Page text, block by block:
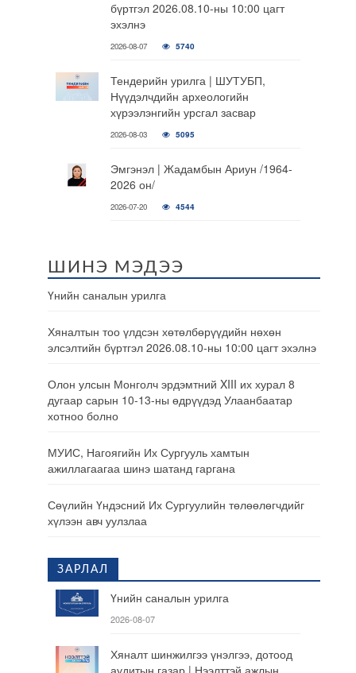
бүртгэл 2026.08.10-ны 10:00 цагт
эхэлнэ
2026-08-07 5740
Тендерийн урилга | ШУТУБП,
Нүүдэлчдийн археологийн
хүрээлэнгийн урсгал засвар
2026-08-03 5095
Эмгэнэл | Жадамбын Ариун /1964-
2026 он/
2026-07-20 4544
ШИНЭ МЭДЭЭ
Үнийн саналын урилга
Хяналтын тоо үлдсэн хөтөлбөрүүдийн нөхөн
элсэлтийн бүртгэл 2026.08.10-ны 10:00 цагт эхэлнэ
Олон улсын Монголч эрдэмтний XIII их хурал 8
дугаар сарын 10-13-ны өдрүүдэд Улаанбаатар
хотноо болно
МУИС, Нагоягийн Их Сургууль хамтын
ажиллагаагаа шинэ шатанд гаргана
Сөүлийн Үндэсний Их Сургуулийн төлөөлөгчдийг
хүлээн авч уулзлаа
ЗАРЛАЛ
Үнийн саналын урилга
2026-08-07
Хяналт шинжилгээ үнэлгээ, дотоод
аудитын газар | Нээлттэй ажлын